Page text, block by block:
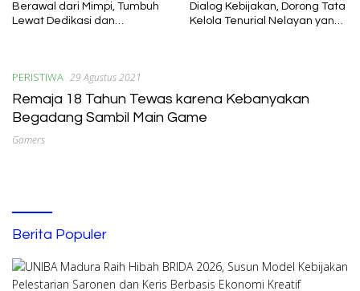
Berawal dari Mimpi, Tumbuh
Lewat Dedikasi dan
Dialog Kebijakan, Dorong Tata
Kelola Tenurial Nelayan yang
PERISTIWA 29 Agustus 2021
Remaja 18 Tahun Tewas karena Kebanyakan
Begadang Sambil Main Game
Gamers
Berita Populer